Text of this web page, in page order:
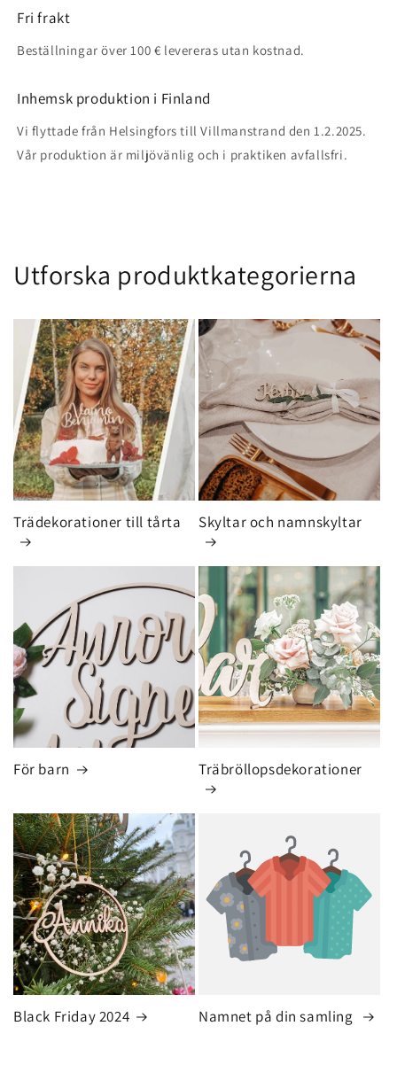
Fri frakt
Beställningar över 100 € levereras utan kostnad.
Inhemsk produktion i Finland
Vi flyttade från Helsingfors till Villmanstrand den 1.2.2025.
Vår produktion är miljövänlig och i praktiken avfallsfri.
Utforska produktkategorierna
Trädekorationer till tårta Skyltar och namnskyltar
För barn Träbröllopsdekorationer
Black Friday 2024 Namnet på din samling